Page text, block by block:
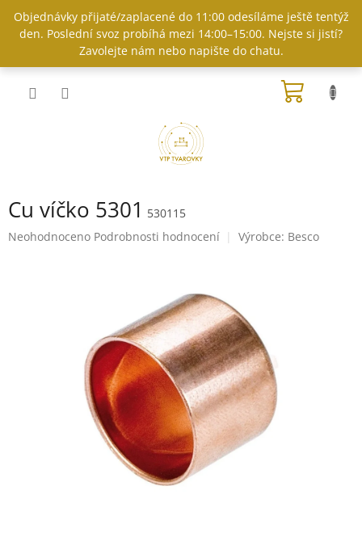
obsah
Objednávky přijaté/zaplacené do 11:00 odesíláme ještě tentýž
den. Poslední svoz probíhá mezi 14:00–15:00. Nejste si jistí?
Zavolejte nám nebo napište do chatu.
Cu víčko 5301 530115
Průměrné
Neohodnoceno Podrobnosti hodnocení Výrobce: Besco